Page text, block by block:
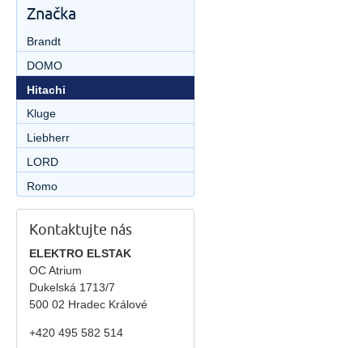
Značka
Brandt
DOMO
Hitachi
Kluge
Liebherr
LORD
Romo
Kontaktujte nás
ELEKTRO ELSTAK
OC Atrium
Dukelská 1713/7
500 02 Hradec Králové
+420 495 582 514